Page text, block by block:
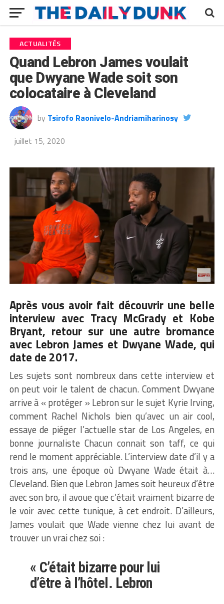
ACTUALITÉS
Quand Lebron James voulait
que Dwyane Wade soit son
colocataire à Cleveland
by Tsirofo Raonivelo-Andriamiharinosy
juillet 15, 2020
Après vous avoir fait découvrir une belle
interviewavec Tracy McGrady et Kobe
Bryant, retour sur une autre bromance
avec Lebron James et Dwyane Wade, qui
date de 2017.
Les sujets sont nombreux dans cette interview et
on peut voir le talent de chacun. Comment Dwyane
arrive à « protéger » Lebron sur le sujet Kyrie Irving,
comment Rachel Nichols bien qu’avec un air cool,
essaye de piéger l’actuelle star de Los Angeles, en
bonne journaliste Chacun connait son taff, ce qui
rend le moment appréciable. L’interview date d’il y a
trois ans, une époque où Dwyane Wade était à…
Cleveland. Bien que Lebron James soit heureux d’être
avec son bro, il avoue que c’était vraiment bizarre de
le voir avec cette tunique, à cet endroit. D’ailleurs,
James voulait que Wade vienne chez lui avant de
trouver un vrai chez soi :
« C’était bizarre pour lui
d’être à l’hôtel. Lebron